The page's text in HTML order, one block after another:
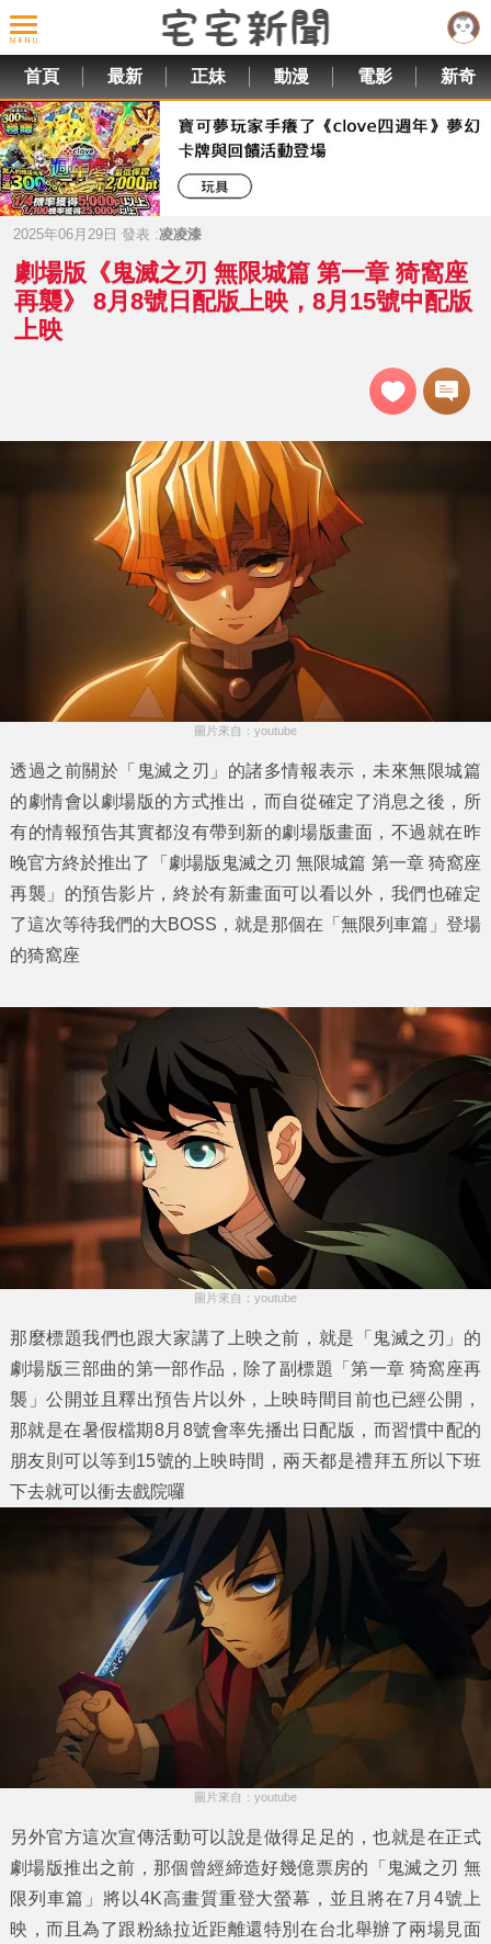
首頁 最新 正妹 動漫 電影 新奇
2025年06月29日 發表 :凌凌漆
劇場版《鬼滅之刃 無限城篇 第一章 猗窩座
再襲》 8月8號日配版上映，8月15號中配版
上映
圖片來自：youtube
透過之前關於「鬼滅之刃」的諸多情報表示，未來無限城篇
的劇情會以劇場版的方式推出，而自從確定了消息之後，所
有的情報預告其實都沒有帶到新的劇場版畫面，不過就在昨
晚官方終於推出了「 劇場版鬼滅之刃 無限城篇 第一章 猗窩座
再襲 」的預告影片，終於有新畫面可以看以外，我們也確定
了這次等待我們的大BOSS，就是那個在「無限列車篇」登場
的猗窩座
圖片來自：youtube
那麼標題我們也跟大家講了上映之前，就是「鬼滅之刃」的
劇場版三部曲的第一部作品，除了副標題「第一章 猗窩座再
襲」公開並且釋出預告片以外，上映時間目前也已經公開，
那就是在暑假檔期8月8號會率先播出日配版，而習慣中配的
朋友則可以等到15號的上映時間，兩天都是禮拜五所以下班
下去就可以衝去戲院囉
圖片來自：youtube
另外官方這次宣傳活動可以說是做得足足的，也就是在正式
劇場版推出之前，那個曾經締造好幾億票房的「鬼滅之刃 無
限列車篇」將以4K高畫質重登大螢幕，並且將在7月4號上
映，而且為了跟粉絲拉近距離還特別在台北舉辦了兩場見面